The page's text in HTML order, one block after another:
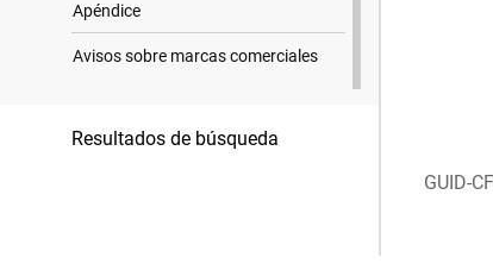
Apéndice
Avisos sobre marcas comerciales
Resultados de búsqueda
GUID-